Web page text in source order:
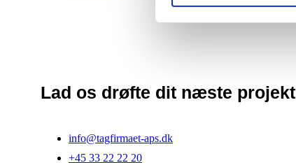
Lad os drøfte dit næste projekt
info@tagfirmaet-aps.dk
+45 33 22 22 20